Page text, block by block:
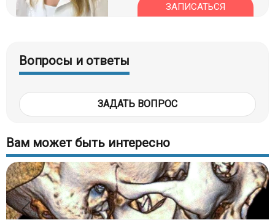
ЗАПИСАТЬСЯ
Вопросы и ответы
ЗАДАТЬ ВОПРОС
Вам может быть интересно